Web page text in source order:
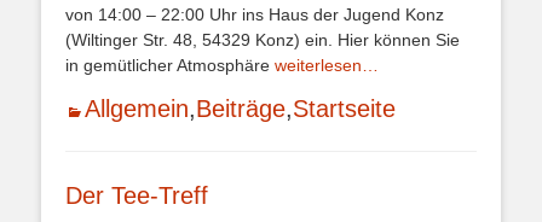
von 14:00 – 22:00 Uhr ins Haus der Jugend Konz
(Wiltinger Str. 48, 54329 Konz) ein. Hier können Sie
in gemütlicher Atmosphäre weiterlesen…
Kategorien
Allgemein,Beiträge,Startseite
Der Tee-Treff